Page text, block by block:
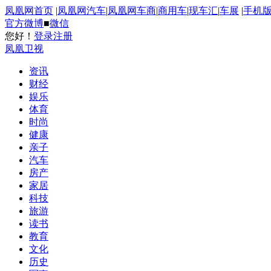
凤凰网首页 |凤凰网汽车|凤凰网车商|商用车|现车汇|车展 |手机版
官方微博■微信
您好！ 登录注册
凤凰卫视
资讯
财经
娱乐
体育
时尚
健康
亲子
汽车
房产
家居
科技
旅游
读书
教育
文化
历史